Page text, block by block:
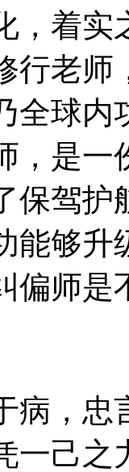
，着实
行老师
全球内
，是
保驾
能够升
偏师
，忠
一己之